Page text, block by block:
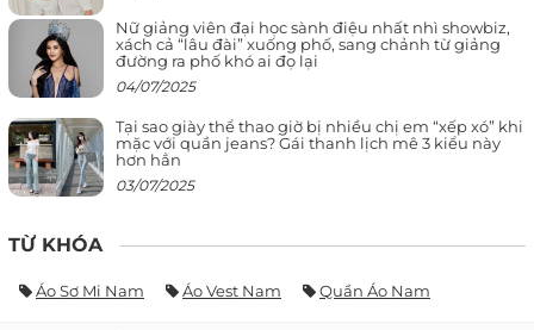
Nữ giảng viên đại học sành điệu nhất nhì showbiz,
xách cả “lâu đài” xuống phố, sang chảnh từ giảng
đường ra phố khó ai đọ lại
04/07/2025
Tại sao giày thể thao giờ bị nhiều chị em “xếp xó” khi
mặc với quần jeans? Gái thanh lịch mê 3 kiểu này
hơn hẳn
03/07/2025
TỪ KHÓA
Áo Sơ Mi Nam Áo Vest Nam Quần Áo Nam